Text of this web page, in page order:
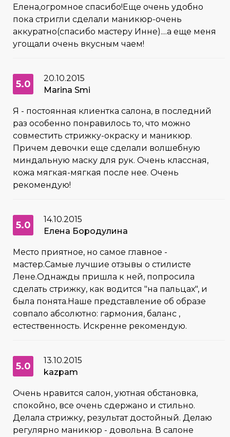
Елена,огромное спасибо!Еще очень удобно
пока стригли сделали маникюр-очень
аккуратно(спасибо мастеру Инне)....а еще меня
угощали очень вкусным чаем!
5.0
20.10.2015
Marina Smi
Я - постоянная клиентка салона, в последний
раз особенно понравилось то, что можно
совместить стрижку-окраску и маникюр.
Причем девочки еще сделали волшебную
миндальную маску для рук. Очень классная,
кожа мягкая-мягкая после нее. Очень
рекомендую!
5.0
14.10.2015
Елена Бородулина
Место приятное, но самое главное -
мастер.Самые лучшие отзывы о стилисте
Лене.Однажды пришла к ней, попросила
сделать стрижку, как водится "на пальцах", и
была понята.Наше представление об образе
совпало абсолютно: гармония, баланс ,
естественность. Искренне рекомендую.
5.0
13.10.2015
kazpam
Очень нравится салон, уютная обстановка,
спокойно, все очень сдержано и стильно.
Делала стрижку, результат достойный. Делаю
регулярно маникюр - довольна. В салоне